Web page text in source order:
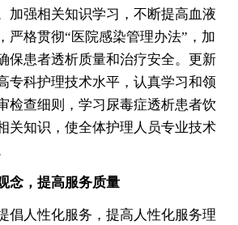
加强相关知识学习，不断提高血液
严格贯彻“医院感染管理办法”，加
保患者透析质量和治疗安全。更新
专科护理技术水平，认真学习和领
检查细则，学习尿毒症透析患者饮
关知识，使全体护理人员专业技术
，提高服务质量
人性化服务，提高人性化服务理